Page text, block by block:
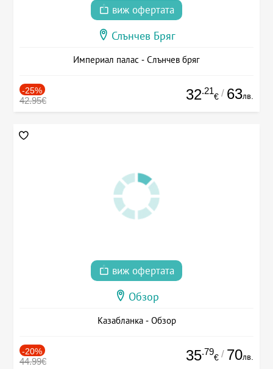
виж офертата
Слънчев Бряг
Империал палас - Слънчев бряг
-25%
42.95€ 32.21
€ / 63лв.
виж офертата
Обзор
Казабланка - Обзор
-20%
44.99€ 35.79
€ / 70лв.